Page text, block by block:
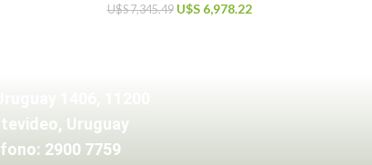
U$S7,345.49 U$S 6,978.22
Uruguay
2900 7759